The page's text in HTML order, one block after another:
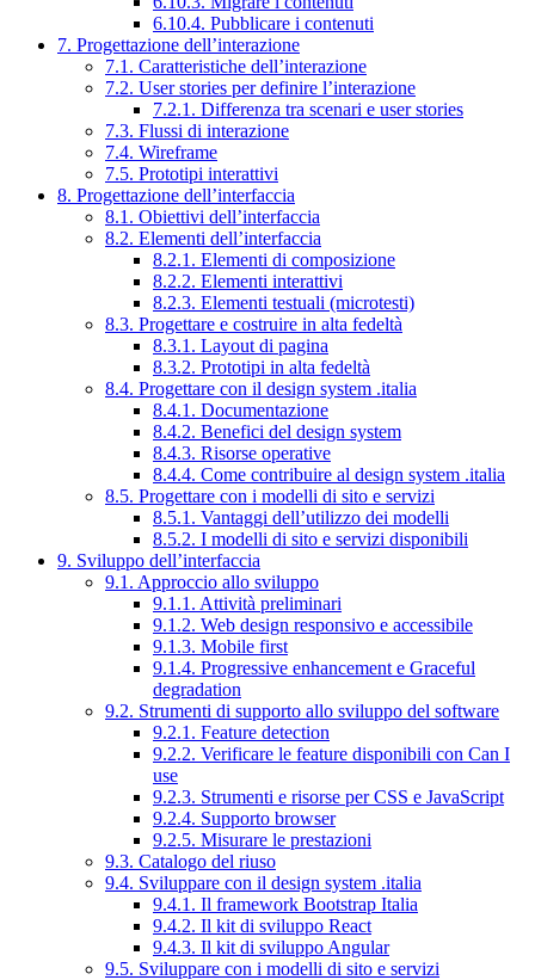
6.10.4. Pubblicare i contenuti
7. Progettazione dell’interazione
7.1. Caratteristiche dell’interazione
7.2. User stories per definire l’interazione
7.2.1. Differenza tra scenari e user stories
7.3. Flussi di interazione
7.4. Wireframe
7.5. Prototipi interattivi
8. Progettazione dell’interfaccia
8.1. Obiettivi dell’interfaccia
8.2. Elementi dell’interfaccia
8.2.1. Elementi di composizione
8.2.2. Elementi interattivi
8.2.3. Elementi testuali (microtesti)
8.3. Progettare e costruire in alta fedeltà
8.3.1. Layout di pagina
8.3.2. Prototipi in alta fedeltà
8.4. Progettare con il design system .italia
8.4.1. Documentazione
8.4.2. Benefici del design system
8.4.3. Risorse operative
8.4.4. Come contribuire al design system .italia
8.5. Progettare con i modelli di sito e servizi
8.5.1. Vantaggi dell’utilizzo dei modelli
8.5.2. I modelli di sito e servizi disponibili
9. Sviluppo dell’interfaccia
9.1. Approccio allo sviluppo
9.1.1. Attività preliminari
9.1.2. Web design responsivo e accessibile
9.1.3. Mobile first
9.1.4. Progressive enhancement e Graceful
degradation
9.2. Strumenti di supporto allo sviluppo del software
9.2.1. Feature detection
9.2.2. Verificare le feature disponibili con Can I
use
9.2.3. Strumenti e risorse per CSS e JavaScript
9.2.4. Supporto browser
9.2.5. Misurare le prestazioni
9.3. Catalogo del riuso
9.4. Sviluppare con il design system .italia
9.4.1. Il framework Bootstrap Italia
9.4.2. Il kit di sviluppo React
9.4.3. Il kit di sviluppo Angular
9.5. Sviluppare con i modelli di sito e servizi